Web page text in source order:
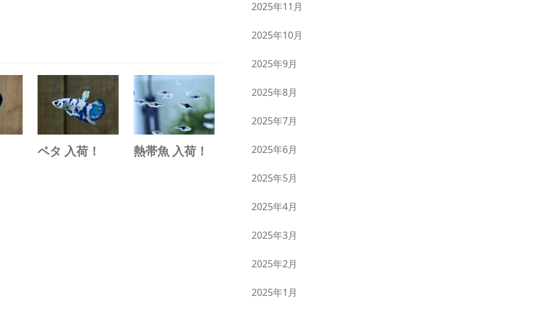
ベタ 入荷！ 熱帯魚 入荷！
2025年11月
2025年10月
2025年9月
2025年8月
2025年7月
2025年6月
2025年5月
2025年4月
2025年3月
2025年2月
2025年1月